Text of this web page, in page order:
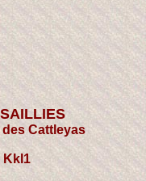
Cattleyas
Kkl1